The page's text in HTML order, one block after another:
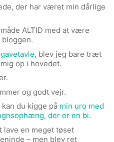
der har været min dårlige
ALTID med at være
bloggen.
, blev jeg bare træt
op i hovedet.
og godt vejr.
du kigge på min uro med
der er en bi.
lave en meget tøset
– men blev ret